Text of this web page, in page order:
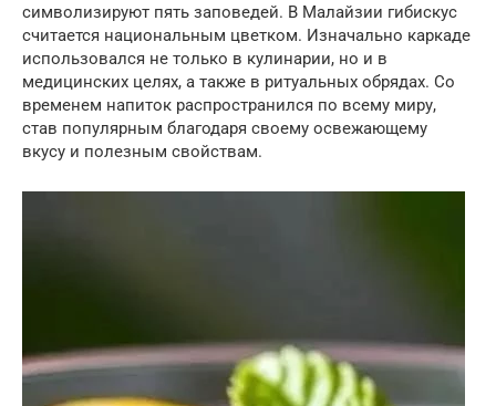
символизируют пять заповедей. В Малайзии гибискус
считается национальным цветком. Изначально каркаде
использовался не только в кулинарии, но и в
медицинских целях, а также в ритуальных обрядах. Со
временем напиток распространился по всему миру,
став популярным благодаря своему освежающему
вкусу и полезным свойствам.